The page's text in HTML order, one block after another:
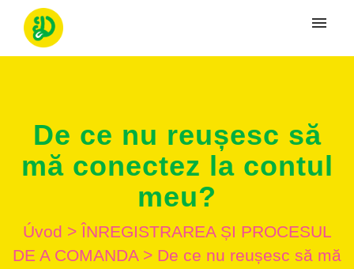
Prihlásenie
De ce nu reușesc să
mă conectez la contul
meu?
Úvod > ÎNREGISTRAREA ȘI PROCESUL
DE A COMANDA > De ce nu reușesc să mă